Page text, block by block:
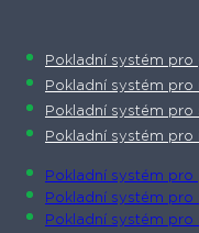
Pokladní systém pro
Pokladní systém
Pokladní systém pro
Pokladní systém pro
Pokladní systém pro
Pokladní systém
Pokladní systém pro